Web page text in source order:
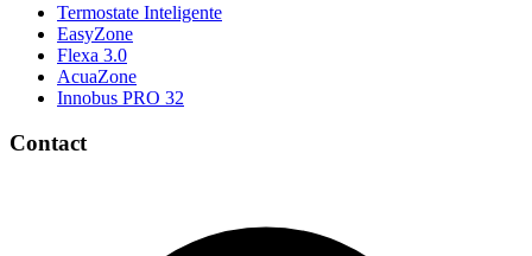
Termostate Inteligente
EasyZone
Flexa 3.0
AcuaZone
Innobus PRO 32
Contact